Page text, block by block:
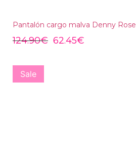
Pantalón cargo malva Denny Rose
124.90€ 62.45€
Sale